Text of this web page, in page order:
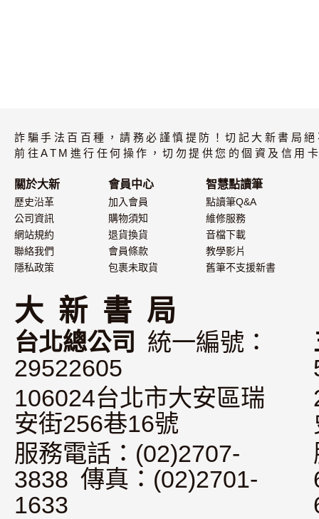
詐騙手法百百種，請務必謹慎提防！切記大新書局
前往ATM進行任何操作，切勿提供您的個資及信用
關於大新
歷史沿革
公司資訊
網站規約
聯絡我們
隱私政策
會員中心
加入會員
購物須知
退貨換貨
會員條款
包裹未取貨
智慧點讀筆
點讀筆Q&A
維修服務
音檔下載
教學影片
舊筆不支援新書
大 新 書 局
台北總公司
統一編號：
29522605
106024台北市大安區瑞
安街256巷16號
服務電話：(02)2707-
3838 傳真：(02)2701-
1633